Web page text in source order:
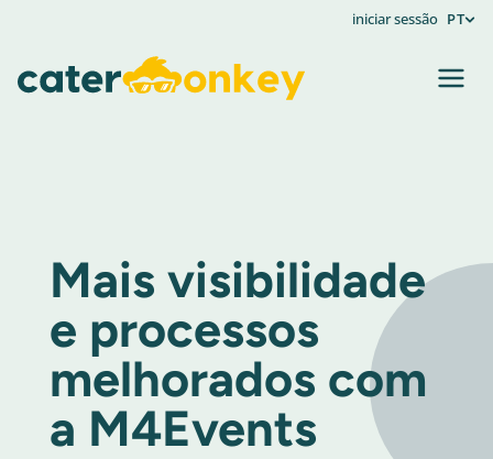
iniciar sessão PT
Mais visibilidade
e processos
melhorados com
a M4Events